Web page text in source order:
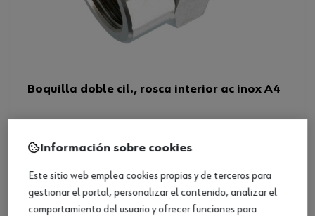
Boquilla doble cil., rosca interior ac inox A4
Información sobre cookies
Este sitio web emplea cookies propias y de terceros para
gestionar el portal, personalizar el contenido, analizar el
comportamiento del usuario y ofrecer funciones para